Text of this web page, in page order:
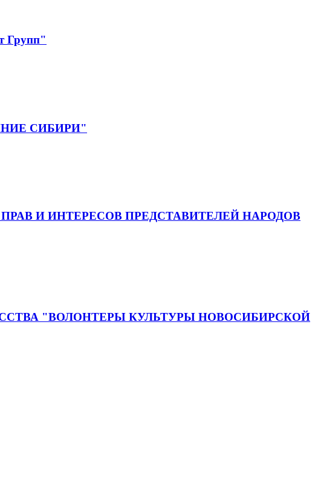
Групп"
СИБИРИ"
И ИНТЕРЕСОВ ПРЕДСТАВИТЕЛЕЙ НАРОДОВ
"ВОЛОНТЕРЫ КУЛЬТУРЫ НОВОСИБИРСКОЙ